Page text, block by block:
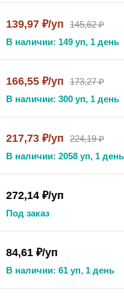
и
крепления, а
соотношение цены и
для кабельных
наружного монтажа.
139,97 ₽/уп
145,62 ₽
В наличии: 149 уп, 1 день
166,55 ₽/уп
173,27 ₽
В наличии: 300 уп, 1 день
217,73 ₽/уп
224,19 ₽
В наличии: 2058 уп, 1 день
272,14 ₽/уп
Под заказ
84,61 ₽/уп
В наличии: 61 уп, 1 день